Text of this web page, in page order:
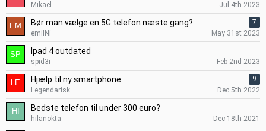
Mikael Jul 4th 2023
Bør man vælge en 5G telefon næste gang?
7
emilNi
May 31st 2023
Ipad 4 outdated
spid3r Feb 2nd 2023
Hjælp til ny smartphone.
9
Legendarisk
Dec 5th 2022
Bedste telefon til under 300 euro?
hilanokta Dec 18th 2021